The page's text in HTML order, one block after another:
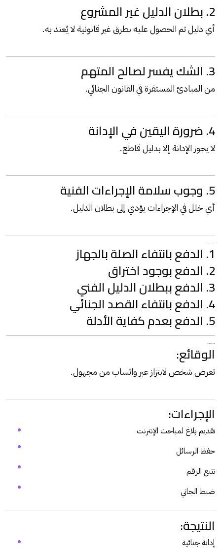
2. بطلان الدليل غير المشروع
أي دليل تم الحصول عليه بطرق غير قانونية لا يُعتد به.
3. الشك يفسر لصالح المتهم
من المبادئ المستقرة في القانون الجنائي.
4. ضرورة اليقين في الإدانة
لا يجوز الإدانة إلا بدليل قاطع.
5. وجوب سلامة الإجراءات الفنية
أي خلل في الإجراءات يؤدي إلى بطلان الدليل.
1. الدفع بانتفاء الصلة بالجهاز
2. الدفع بوجود اختراق
3. الدفع ببطلان الدليل الفني
4. الدفع بانتفاء القصد الجنائي
5. الدفع بعدم كفاية الأدلة
الوقائع:
تعرض شخص لابتزاز عبر واتساب من مجهول.
الإجراءات:
تقديم بلاغ لمباحث الإنترنت
حفظ الرسائل
تتبع الرقم
ضبط الجاني
النتيجة:
إدانة جنائية